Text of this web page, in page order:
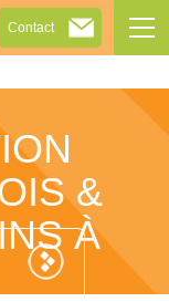
Contact
&
À